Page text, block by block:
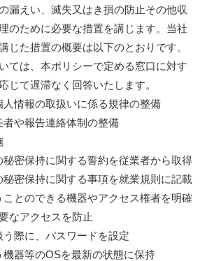
漏えい、滅失又はき損の防止その他収
のために必要な措置を講じます。当社
じた措置の概要は以下のとおりです。
ては、本ポリシーで定める窓口に対す
じて遅滞なく回答いたします。
情報の取扱いに係る規律の整備
や報告連絡体制の整備
密保持に関する誓約を従業者から取得
密保持に関する事項を就業規則に記載
とのできる機器やアクセス権者を明確
なアクセスを防止
際に、パスワードを設定
器等のOSを最新の状態に保持